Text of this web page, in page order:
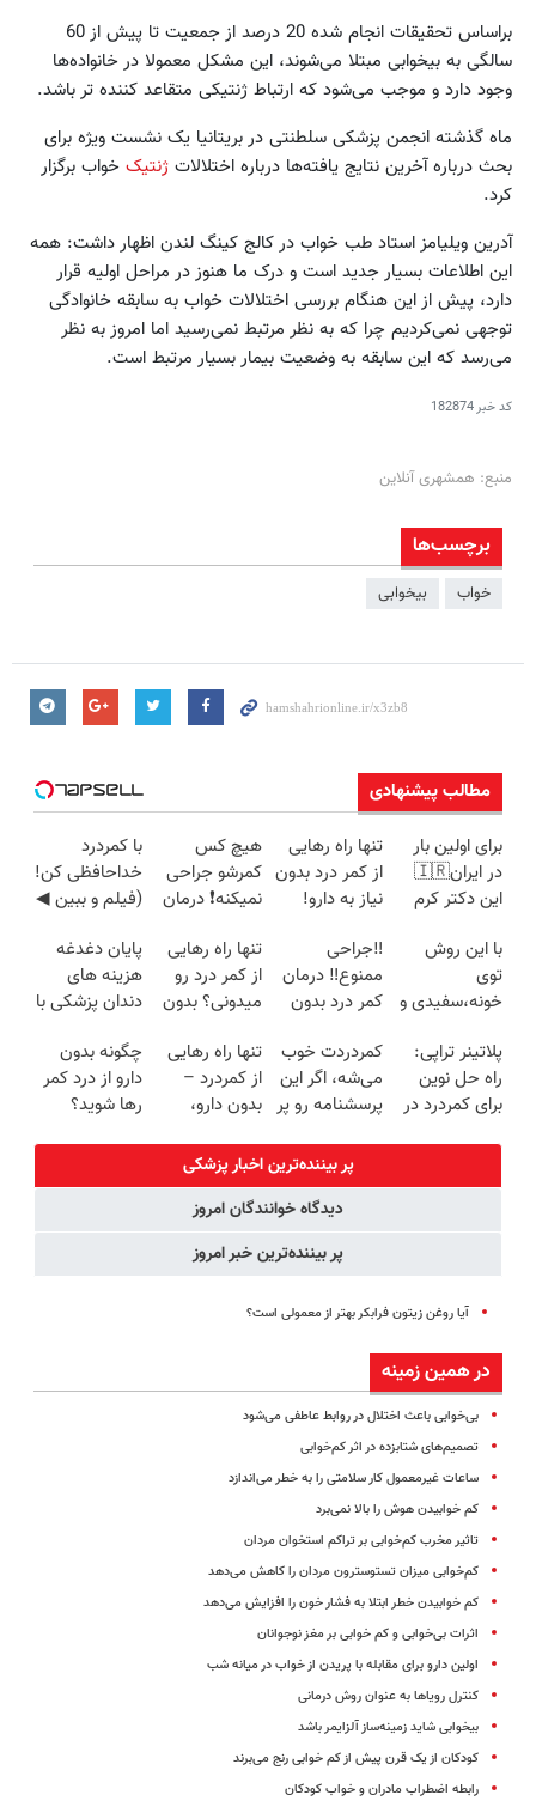
براساس تحقیقات انجام شده 20 درصد از جمعیت تا پیش از 60
سالگی به بیخوابی مبتلا می‌شوند، این مشکل معمولا در خانواده‌ها
وجود دارد و موجب می‌شود که ارتباط ژنتیکی متقاعد کننده تر باشد.
ماه گذشته انجمن پزشکی سلطنتی در بریتانیا یک نشست ویژه برای
بحث درباره آخرین نتایج یافته‌ها درباره اختلالات ژنتیک خواب برگزار
کرد.
آدرین ویلیامز استاد طب خواب در کالج کینگ لندن اظهار داشت: همه
این اطلاعات بسیار جدید است و درک ما هنوز در مراحل اولیه قرار
دارد، پیش از این هنگام بررسی اختلالات خواب به سابقه خانوادگی
توجهی نمی‌کردیم چرا که به نظر مرتبط نمی‌رسید اما امروز به نظر
می‌رسد که این سابقه به وضعیت بیمار بسیار مرتبط است.
کد خبر182874
منبع: همشهری آنلاین
برچسب‌ها
خواب بیخوابی
مطالب پیشنهادی
برای اولین بار
در ایران🇮🇷
این دکتر کرم
روزه ساخت!
تنها راه رهایی
از کمر درد بدون
نیاز به دارو!
هیچ کس
کمرشو جراحی
نمیکنه❗ درمان
قرص
(پرسشنامه)
با کمردرد
خداحافظی کن!
(فیلم و ببین ◀
پرکن)
با این روش
توی
خونه،سفیدی و
برگردون
(40%off)
‼️جراحی
ممنوع‼️ درمان
کمر درد بدون
نقاهت
تنها راه رهایی
از کمر درد رو
میدونی؟ بدون
(◂پرسش‌نامه)
پایان دغدغه
هزینه های
دندان پزشکی با
کننده خانگی
پلاتینر تراپی:
راه حل نوین
برای کمردرد در
کمردردت خوب
می‌شه، اگر این
پرسشنامه رو پر
تنها راه رهایی
از کمردرد –
بدون دارو،
«فرم پر کن»
چگونه بدون
دارو از درد کمر
رها شوید؟
پر بیننده‌ترین اخبار پزشکی
دیدگاه خوانندگان امروز
پر بیننده‌ترین خبر امروز
آیا روغن زیتون فرابکر بهتر از معمولی است؟
در همین زمینه
بی‌خوابی باعث اختلال در روابط عاطفی می‌شود
تصمیم‌‌های شتابزده در اثر کم‌خوابی
ساعات غیرمعمول کار سلامتی را به خطر می‌اندازد
کم خوابیدن هوش را بالا نمی‌برد
تاثیر مخرب کم‌خوابی بر تراکم استخوان مردان
کم‌خوابی میزان تستوسترون مردان را کاهش می‌دهد
کم خوابیدن خطر ابتلا به فشار خون را افزایش می‌دهد
اثرات بی‌خوابی و کم خوابی بر مغز نوجوانان
اولین دارو برای مقابله با پریدن از خواب در میانه شب
کنترل رویاها به عنوان روش درمانی
بیخوابی شاید زمینه‌ساز آلزایمر باشد
کودکان از یک قرن پیش از کم خوابی رنج می‌برند
رابطه اضطراب مادران و خواب کودکان